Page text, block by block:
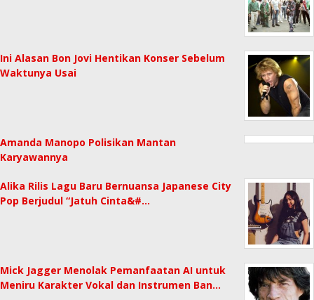
Ini Alasan Bon Jovi Hentikan Konser Sebelum
Waktunya Usai
Amanda Manopo Polisikan Mantan
Karyawannya
Alika Rilis Lagu Baru Bernuansa Japanese City
Pop Berjudul “Jatuh Cinta&#…
Mick Jagger Menolak Pemanfaatan AI untuk
Meniru Karakter Vokal dan Instrumen Ban…